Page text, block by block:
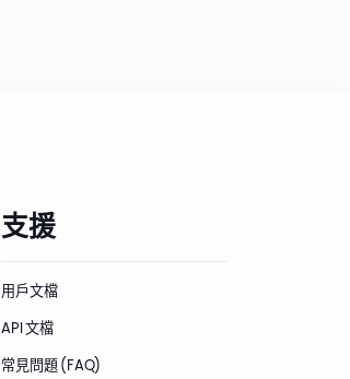
支援
用戶文檔
API 文檔
常見問題 (FAQ)